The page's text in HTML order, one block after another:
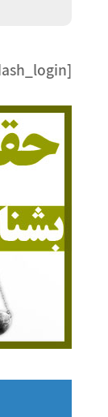
[learndash_login]